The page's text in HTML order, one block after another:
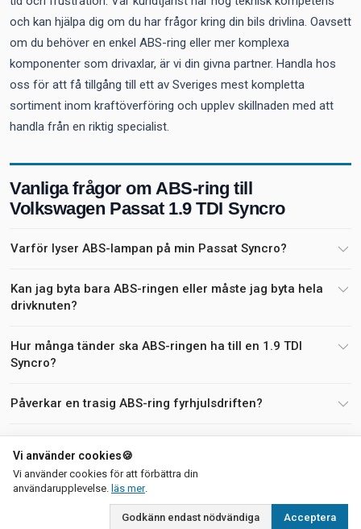
och kan hjälpa dig om du har frågor kring din bils drivlina. Oavsett
om du behöver en enkel ABS-ring eller mer komplexa
komponenter som drivaxlar, är vi din givna partner. Handla hos
oss för att få tillgång till ett av Sveriges mest kompletta
sortiment inom kraftöverföring och upplev skillnaden med att
handla från en riktig specialist.
Vanliga frågor om ABS-ring till
Volkswagen Passat 1.9 TDI Syncro
Varför lyser ABS-lampan på min Passat Syncro?
Kan jag byta bara ABS-ringen eller måste jag byta hela
drivknuten?
Hur många tänder ska ABS-ringen ha till en 1.9 TDI
Syncro?
Påverkar en trasig ABS-ring fyrhjulsdriften?
Är det svårt att montera en ny ABS-ring?
Vi använder cookies🍪
Vi använder cookies för att förbättra din
användarupplevelse. läs merom vår integritetspolicy
.
Godkänn endast nödvändiga Acceptera